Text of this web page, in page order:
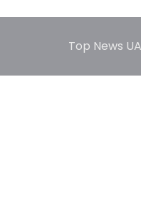
Top News UA